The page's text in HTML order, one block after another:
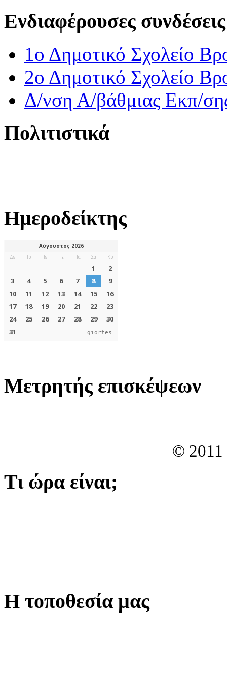
Ενδιαφέρουσες συνδέσεις
1ο Δημοτικό Σχολείο
2ο Δημοτικό Σχολείο
Δ/νση Α/βάθμιας Εκπ/
Πολιτιστικά
Ημεροδείκτης
giortes
Μετρητής επισκέψεων
©
Τι ώρα είναι;
Η τοποθεσία μας